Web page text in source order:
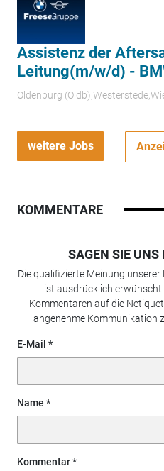
Assistenz der
Leitung(m/w/d) -
Oldenburg
weitere Jobs
KOMMENTARE
SAGEN SIE
Die qualifizierte Meinung
ist ausdrücklich
Kommentaren auf die
angenehme Kommunikation
E-Mail
Name
Kommentar